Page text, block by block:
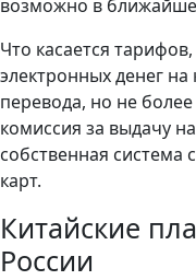
возможно в
Что касается
электронных денег на
перевода, но не
комиссия за выдачу
собственная система
карт.
Китайские
России